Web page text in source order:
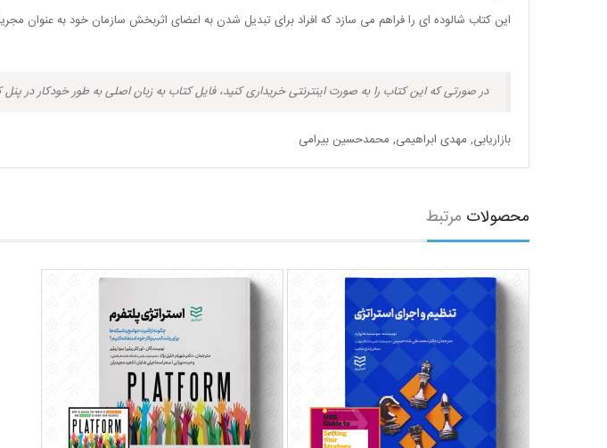
این کتاب شالوده ای را فراهم می سازد که افراد برای تبدیل شدن به اعضای اثربخش سازمان خود به عنوان
در صورتی که این کتاب را به صورت اینترنتی خریداری کنید، فایل کتاب به زبان اصلی به طور خودکار در
بازاریابی, مهدی ابراهیمی, محمدحسین بیرامی
محصولات مرتبط